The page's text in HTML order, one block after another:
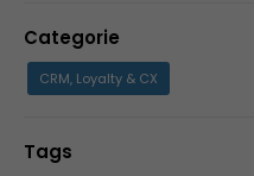
Categorie
CRM, Loyalty & CX
Tags